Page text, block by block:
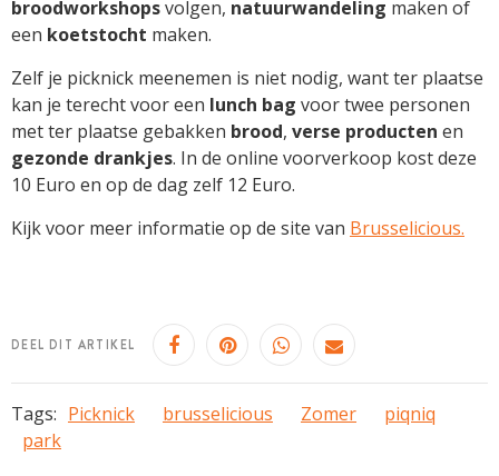
broodworkshopsvolgen, natuurwandeling maken of
een koetstocht maken.
Zelf je picknick meenemen is niet nodig, want ter plaatse
kan je terecht voor een lunch bag voor twee personen
met ter plaatse gebakken brood, verse producten en
gezonde drankjes. In de online voorverkoop kost deze
10 Euro en op de dag zelf 12 Euro.
Kijk voor meer informatie op de site van Brusselicious.
DEEL DIT ARTIKEL
Tags: Picknick brusselicious Zomer
piqniq
park